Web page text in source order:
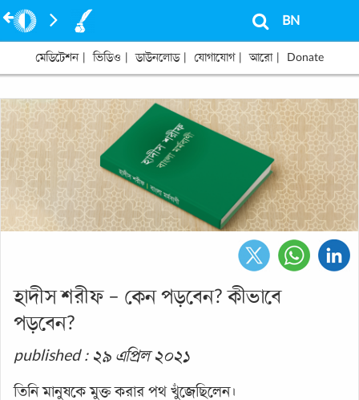
BN
মেডিটেশন ভিডিও ডাউনলোড যোগাযোগ আরো Donate
হাদীস শরীফ – কেন পড়বেন? কীভাবে
পড়বেন?
published : ২৯ এপ্রিল ২০২১
তিনি মানুষকে মুক্ত করার পথ খুঁজেছিলেন।